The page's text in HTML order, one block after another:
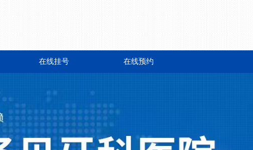
在线挂号 在线预约